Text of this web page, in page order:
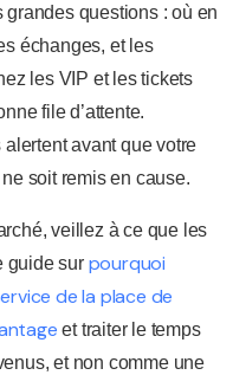
questions : où en
échanges, et les
les VIP et les tickets
file d’attente.
avant que votre
soit remis en cause.
veillez à ce que les
guide sur pourquoi
de la place de
et traiter le temps
et non comme une